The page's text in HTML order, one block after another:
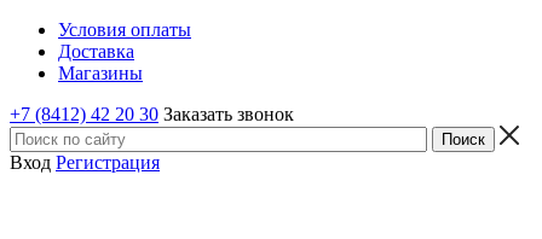
Условия оплаты
Доставка
Магазины
+7 (8412) 42 20 30 Заказать звонок
Вход Регистрация